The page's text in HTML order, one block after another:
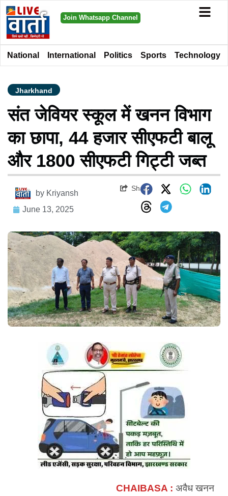
Join Whatsapp Channel
National International Politics Sports Technology
Jharkhand
संत जेवियर स्कूल में खनन विभाग
का छापा, 44 हजार सीएफटी बालू
और 1800 सीएफटी गिट्टी जब्त
by Kriyansh
June 13, 2025
Share
CHAIBASA : अवैध खनन